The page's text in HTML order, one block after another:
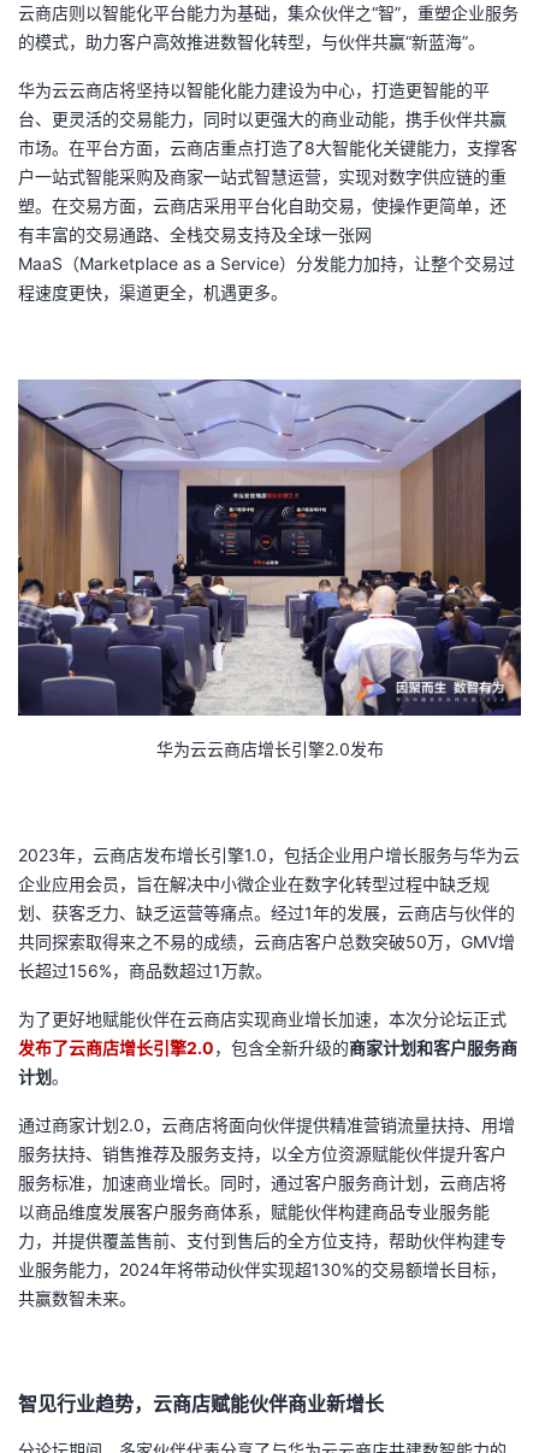
学
堂
我
的
课
我
的
我
验
收
持
我
的
技
术
持
我
的
云
建
议
云商店则以智能化平台能力为基础，集众伙伴之“智”，重塑企业服务
的模式，助力客户高效推进数智化转型，与伙伴共赢“新蓝海”。
华为云云商店将坚持以智能化能力建设为中心，打造更智能的平
台、更灵活的交易能力，同时以更强大的商业动能，携手伙伴共赢
市场。在平台方面，云商店重点打造了8大智能化关键能力，支撑客
户一站式智能采购及商家一站式智慧运营，实现对数字供应链的重
塑。在交易方面，云商店采用平台化自助交易，使操作更简单，还
有丰富的交易通路、全栈交易支持及全球一张网
MaaS （Marketplace as a Service）分发能力加持，让整个交易过
程速度更快，渠道更全，机遇更多。
华为云云商店增长引擎2.0发布
2023年，云商店发布增长引擎1.0，包括企业用户增长服务与华为云
企业应用会员，旨在解决中小微企业在数字化转型过程中缺乏规
划、获客乏力、缺乏运营等痛点。经过1年的发展，云商店与伙伴的
共同探索取得来之不易的成绩，云商店客户总数突破50万， GMV增
长超过156%，商品数超过1万款。
为了更好地赋能伙伴在云商店实现商业增长加速，本次分论坛正式
发布了云商店增长引擎2.0，包含全新升级的商家计划和客户服务商
计划。
通过商家计划2.0，云商店将面向伙伴提供精准营销流量扶持、用增
服务扶持、销售推荐及服务支持，以全方位资源赋能伙伴提升客户
服务标准，加速商业增长。同时，通过客户服务商计划，云商店将
以商品维度发展客户服务商体系，赋能伙伴构建商品专业服务能
力，并提供覆盖售前、支付到售后的全方位支持，帮助伙伴构建专
业服务能力， 2024年将带动伙伴实现超130%的交易额增长目标，
共赢数智未来。
智见行业趋势，云商店赋能伙伴商业新增长